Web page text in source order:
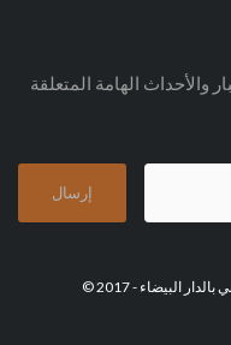
والأحداث الهامة المتعلقة
البيضاء - 2017 ©